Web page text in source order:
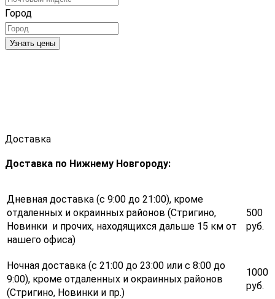
Город
Узнать цены
Доставка
Доставка по Нижнему Новгороду:
Дневная доставка (с 9:00 до 21:00), кроме
отдаленных и окраинных районов (Стригино,
Новинки и прочих, находящихся дальше 15 км от
нашего офиса)
500
руб.
Ночная доставка (с 21:00 до 23:00 или с 8:00 до
9:00), кроме отдаленных и окраинных районов
(Стригино, Новинки и пр.)
1000
руб.